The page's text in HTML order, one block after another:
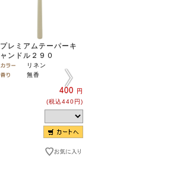
プレミアムテーパーキ
ャンドル２９０
リネン
無香
400
円
(税込440円)